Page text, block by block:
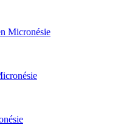
Micronésie